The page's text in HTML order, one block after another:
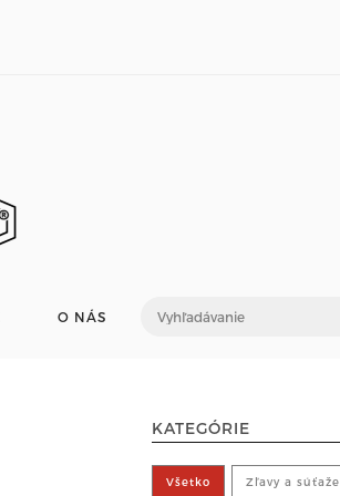
O NÁS
KATEGÓRIE
Všetko Zľavy a súťaže